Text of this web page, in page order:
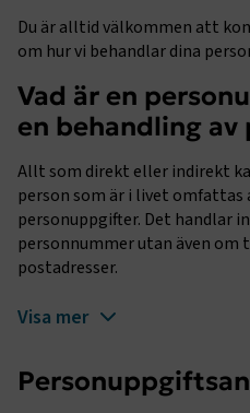
Du är alltid välkommen att
om hur vi behandlar dina
Vad är en
en behandling
Allt som direkt eller indirekt
person som är i livet omfattas
personuppgifter. Det handlar
personnummer utan även om
postadresser.
Visa mer